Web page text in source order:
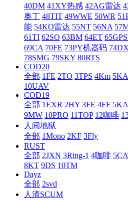
40DM 41XY热感 42AG雷达
奥丁 48TIT 49WWE 50WR
能 54KO雷达 55NT 56NA
61TI 62SO 63BM 64ET
69CA 70FE 73PY机器码 74DX
78SMG 79SKY 80RTS
COD20
全部 1FE 2TO 3TPS 4Km 5KA
10UAV
COD19
全部 1EXR 2HY 3FE 4FF 5KA
9MW 10PRO 11TOP 12咖啡
人间地狱
全部 1Mono 2KF 3Fly
RUST
全部 2JXN 3Ring-1 4咖啡
8KT 9DS 10TM
Dayz
全部 2svd
人渣SCUM